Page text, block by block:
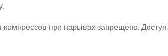
при нарывах запрещено.